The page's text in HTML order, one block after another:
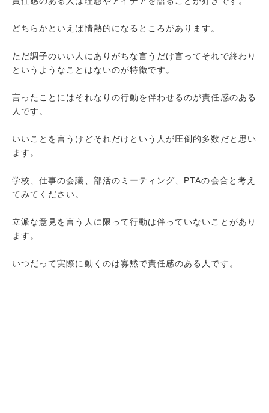
どちらかといえば情熱的になるところがあります。
ただ調子のいい人にありがちな言うだけ言ってそれで終わり
というようなことはないのが特徴です。
言ったことにはそれなりの行動を伴わせるのが責任感のある
人です。
いいことを言うけどそれだけという人が圧倒的多数だと思い
ます。
学校、仕事の会議、部活のミーティング、PTAの会合と考え
てみてください。
立派な意見を言う人に限って行動は伴っていないことがあり
ます。
いつだって実際に動くのは寡黙で責任感のある人です。